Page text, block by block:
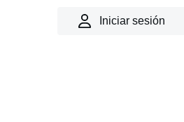
Iniciar sesión